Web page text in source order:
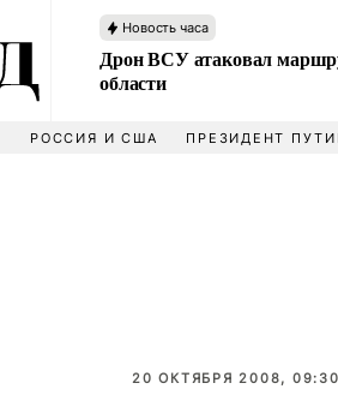
Новость часа
Дрон ВСУ атаковал
области
РОССИЯ И США ПРЕЗИДЕНТ
20 ОКТЯБРЯ 2008,